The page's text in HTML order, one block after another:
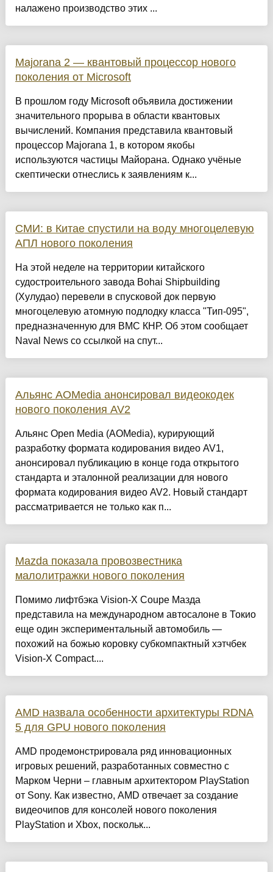
налажено производство этих ...
Majorana 2 — квантовый процессор нового
поколения от Microsoft
В прошлом году Microsoft объявила достижении
значительного прорыва в области квантовых
вычислений. Компания представила квантовый
процессор Majorana 1, в котором якобы
используются частицы Майорана. Однако учёные
скептически отнеслись к заявлениям к...
СМИ: в Китае спустили на воду многоцелевую
АПЛ нового поколения
На этой неделе на территории китайского
судостроительного завода Bohai Shipbuilding
(Хулудао) перевели в спусковой док первую
многоцелевую атомную подлодку класса "Тип-095",
предназначенную для ВМС КНР. Об этом сообщает
Naval News со ссылкой на спут...
Альянс AOMedia анонсировал видеокодек
нового поколения AV2
Альянс Open Media (AOMedia), курирующий
разработку формата кодирования видео AV1,
анонсировал публикацию в конце года открытого
стандарта и эталонной реализации для нового
формата кодирования видео AV2. Новый стандарт
рассматривается не только как п...
Mazda показала провозвестника
малолитражки нового поколения
Помимо лифтбэка Vision-X Coupe Мазда
представила на международном автосалоне в Токио
еще один экспериментальный автомобиль —
похожий на божью коровку субкомпактный хэтчбек
Vision-X Compact....
AMD назвала особенности архитектуры RDNA
5 для GPU нового поколения
AMD продемонстрировала ряд инновационных
игровых решений, разработанных совместно с
Марком Черни – главным архитектором PlayStation
от Sony. Как известно, AMD отвечает за создание
видеочипов для консолей нового поколения
PlayStation и Xbox, поскольк...